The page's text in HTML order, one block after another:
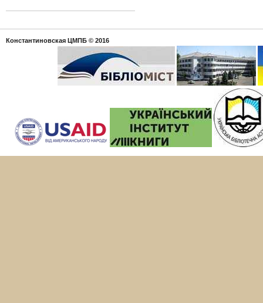
Константиновская ЦМПБ © 2016